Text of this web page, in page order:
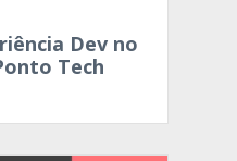
Dev no
Tech